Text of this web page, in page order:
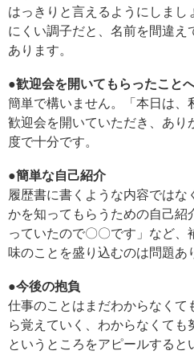
はっきりと言えるようにしまし
にくい調子だと、名前を間違え
あります。
●歓迎会を開いてもらったこと
簡単で構いません。「本日は、
歓迎会を開いていただき、あり
度で十分です。
●簡単な自己紹介
履歴書に書くような内容では
かを知ってもらうための自己紹
っていたので〇〇です」など、
味のことを盛り込むのは問題あ
●今後の抱負
仕事のことはまだわからなくて
ら覚えていく、わからなくても
というところをアピールすると